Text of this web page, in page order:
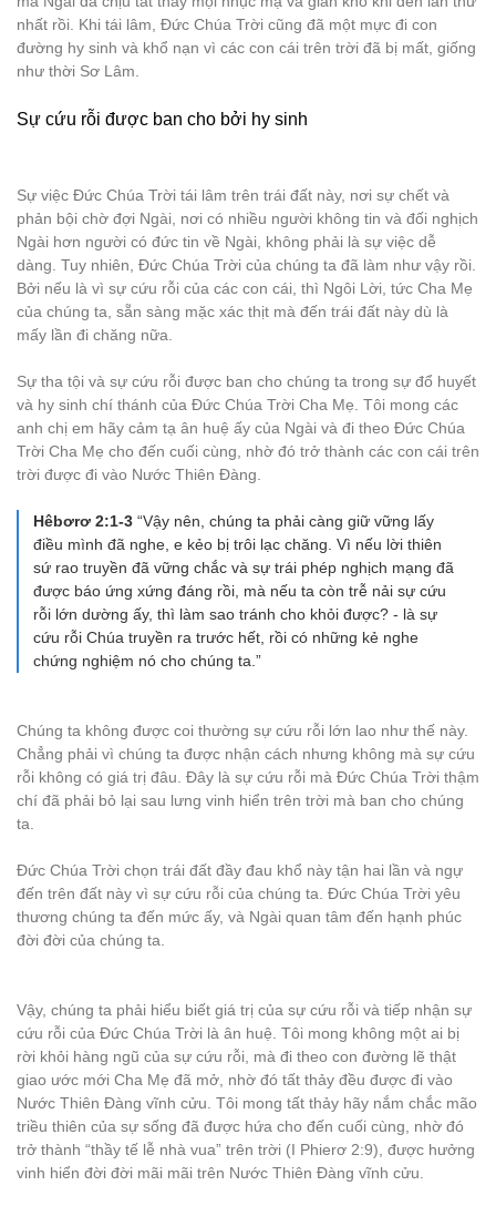
nhất rồi. Khi tái lâm, Đức Chúa Trời cũng đã một mực đi con
đường hy sinh và khổ nạn vì các con cái trên trời đã bị mất, giống
như thời Sơ Lâm.
Sự cứu rỗi được ban cho bởi hy sinh
Sự việc Đức Chúa Trời tái lâm trên trái đất này, nơi sự chết và
phản bội chờ đợi Ngài, nơi có nhiều người không tin và đối nghịch
Ngài hơn người có đức tin về Ngài, không phải là sự việc dễ
dàng. Tuy nhiên, Đức Chúa Trời của chúng ta đã làm như vậy rồi.
Bởi nếu là vì sự cứu rỗi của các con cái, thì Ngôi Lời, tức Cha Mẹ
của chúng ta, sẵn sàng mặc xác thịt mà đến trái đất này dù là
mấy lần đi chăng nữa.
Sự tha tội và sự cứu rỗi được ban cho chúng ta trong sự đổ huyết
và hy sinh chí thánh của Đức Chúa Trời Cha Mẹ. Tôi mong các
anh chị em hãy cảm tạ ân huệ ấy của Ngài và đi theo Đức Chúa
Trời Cha Mẹ cho đến cuối cùng, nhờ đó trở thành các con cái trên
trời được đi vào Nước Thiên Đàng.
Hêbơrơ 2:1-3 “Vậy nên, chúng ta phải càng giữ vững lấy
điều mình đã nghe, e kẻo bị trôi lạc chăng. Vì nếu lời thiên
sứ rao truyền đã vững chắc và sự trái phép nghịch mạng đã
được báo ứng xứng đáng rồi, mà nếu ta còn trễ nải sự cứu
rỗi lớn dường ấy, thì làm sao tránh cho khỏi được? - là sự
cứu rỗi Chúa truyền ra trước hết, rồi có những kẻ nghe
chứng nghiệm nó cho chúng ta.”
Chúng ta không được coi thường sự cứu rỗi lớn lao như thế này.
Chẳng phải vì chúng ta được nhận cách nhưng không mà sự cứu
rỗi không có giá trị đâu. Đây là sự cứu rỗi mà Đức Chúa Trời thậm
chí đã phải bỏ lại sau lưng vinh hiển trên trời mà ban cho chúng
ta.
Đức Chúa Trời chọn trái đất đầy đau khổ này tận hai lần và ngự
đến trên đất này vì sự cứu rỗi của chúng ta. Đức Chúa Trời yêu
thương chúng ta đến mức ấy, và Ngài quan tâm đến hạnh phúc
đời đời của chúng ta.
Vậy, chúng ta phải hiểu biết giá trị của sự cứu rỗi và tiếp nhận sự
cứu rỗi của Đức Chúa Trời là ân huệ. Tôi mong không một ai bị
rời khỏi hàng ngũ của sự cứu rỗi, mà đi theo con đường lẽ thật
giao ước mới Cha Mẹ đã mở, nhờ đó tất thảy đều được đi vào
Nước Thiên Đàng vĩnh cửu. Tôi mong tất thảy hãy nắm chắc mão
triều thiên của sự sống đã được hứa cho đến cuối cùng, nhờ đó
trở thành “thầy tế lễ nhà vua” trên trời (I Phierơ 2:9), được hưởng
vinh hiển đời đời mãi mãi trên Nước Thiên Đàng vĩnh cửu.